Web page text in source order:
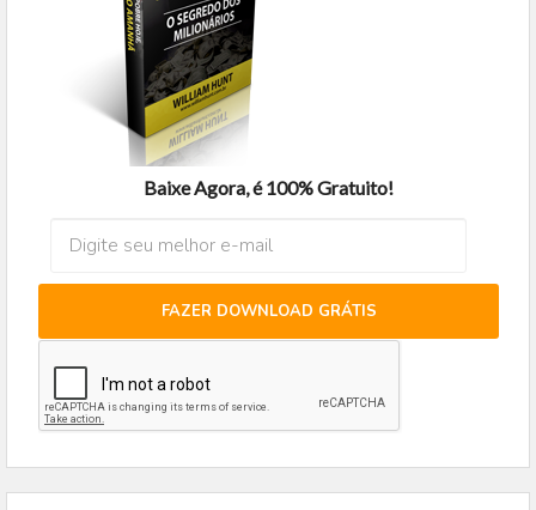
Baixe Agora, é 100% Gratuito!
FAZER DOWNLOAD GRÁTIS